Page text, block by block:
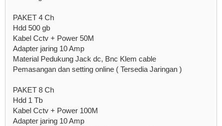
PAKET 4 Ch
Hdd 500 gb
Kabel Cctv + Power 50M
Adapter jaring 10 Amp
Material Pedukung Jack dc, Bnc Klem cable
Pemasangan dan setting online ( Tersedia Jaringan )
PAKET 8 Ch
Hdd 1 Tb
Kabel Cctv + Power 100M
Adapter jaring 10 Amp